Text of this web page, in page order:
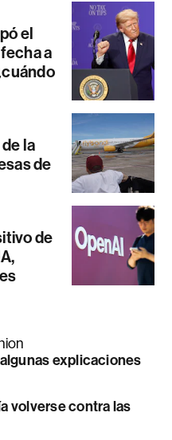
el
a
la
de
de
explicaciones
volverse contra las